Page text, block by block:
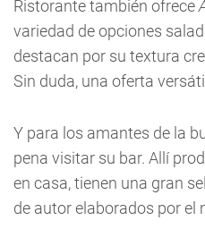
Ristorante también ofrece
variedad de opciones
destacan por su textura
Sin duda, una oferta
Y para los amantes de la
pena visitar su bar. Allí
en casa, tienen una gran
de autor elaborados por el